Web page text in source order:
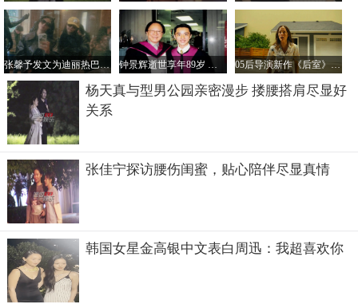
张馨予发文为迪丽热巴庆生 曝异国暖心细节引网友感动 钟景辉逝世享年89岁 王祖蓝发文悼念：恩师艺术理念影响深远 05后导演新作《后室》北美爆红，互联网如何重塑电影行业新生态？
杨天真与型男公园亲密漫步 搂腰搭肩尽显好
关系
张佳宁探访腰伤闺蜜，贴心陪伴尽显真情
韩国女星金高银中文表白周迅：我超喜欢你